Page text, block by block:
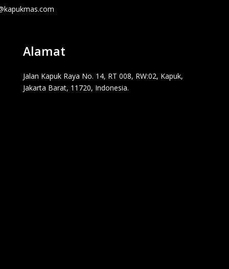
Alamat
Jalan Kapuk Raya No. 14, RT 008, RW:02, Kapuk,
Jakarta Barat, 11720, Indonesia.